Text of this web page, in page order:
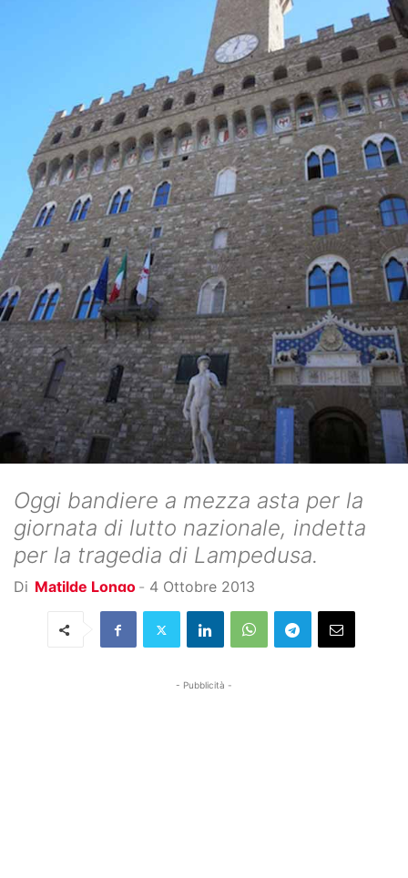
Oggi bandiere a mezza asta per la
giornata di lutto nazionale, indetta
per la tragedia di Lampedusa.
Di Matilde Longo - 4 Ottobre 2013
- Pubblicità -